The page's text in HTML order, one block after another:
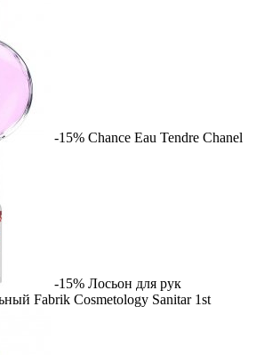
-15% Chance Eau Tendre Chanel
-15% Лосьон для рук
Fabrik Cosmetology Sanitar 1st